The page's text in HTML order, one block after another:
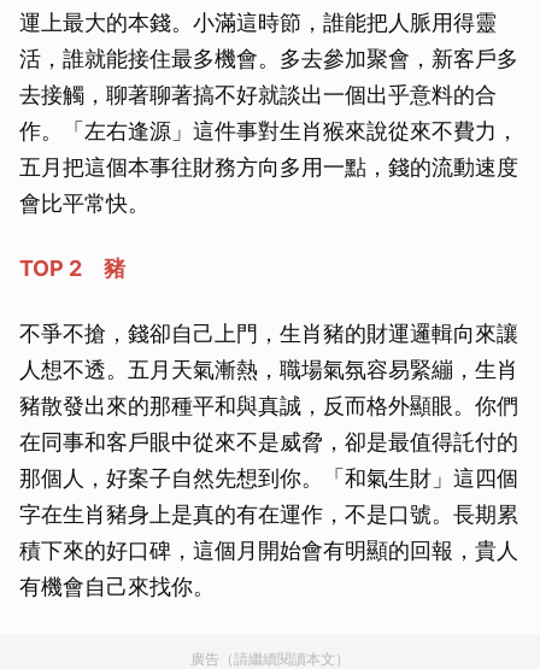
運上最大的本錢。小滿這時節，誰能把人脈用得靈
活，誰就能接住最多機會。多去參加聚會，新客戶多
去接觸，聊著聊著搞不好就談出一個出乎意料的合
作。「左右逢源」這件事對生肖猴來說從來不費力，
五月把這個本事往財務方向多用一點，錢的流動速度
會比平常快。
TOP 2 豬
不爭不搶，錢卻自己上門，生肖豬的財運邏輯向來讓
人想不透。五月天氣漸熱，職場氣氛容易緊繃，生肖
豬散發出來的那種平和與真誠，反而格外顯眼。你們
在同事和客戶眼中從來不是威脅，卻是最值得託付的
那個人，好案子自然先想到你。「和氣生財」這四個
字在生肖豬身上是真的有在運作，不是口號。長期累
積下來的好口碑，這個月開始會有明顯的回報，貴人
有機會自己來找你。
廣告（請繼續閱讀本文）